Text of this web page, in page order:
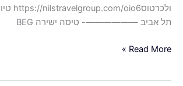
תל אביב ——————- טיסה ישירה BEG
Read More »